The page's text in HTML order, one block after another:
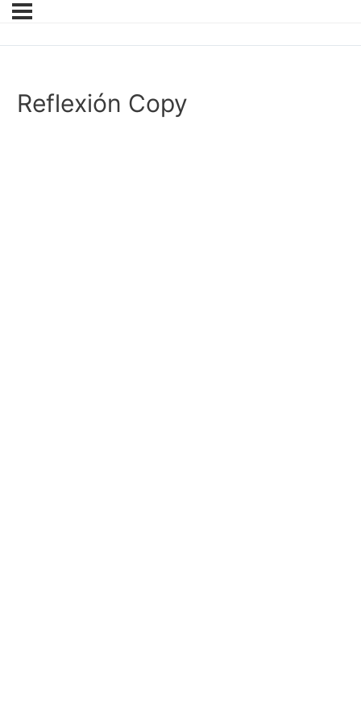
Reflexión Copy